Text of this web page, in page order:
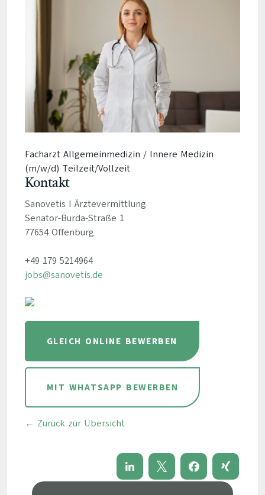
Facharzt Allgemeinmedizin / Innere Medizin
(m/w/d) Teilzeit/Vollzeit
Kontakt
Sanovetis I Ärztevermittlung
Senator-Burda-Straße 1
77654 Offenburg
+49 179 5214964
jobs@sanovetis.de
GLEICH ONLINE BEWERBEN
MIT WHATSAPP BEWERBEN
← Zurück zur Übersicht